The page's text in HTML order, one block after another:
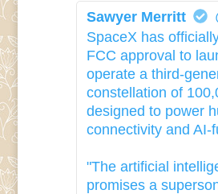
Sawyer Merritt
SpaceX has
FCC approval to
operate a third-
constellation of
designed to power
connectivity and AI-
"The artificial
promises a